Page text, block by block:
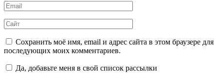
Email
Сайт
Сохранить моё имя, email и адрес сайта в этом браузере для
последующих моих комментариев.
Да, добавьте меня в свой список рассылки